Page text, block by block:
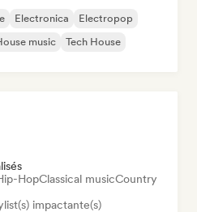
Electronica
Electropop
music Tech House
HopClassical musicCountry
impactante(s)